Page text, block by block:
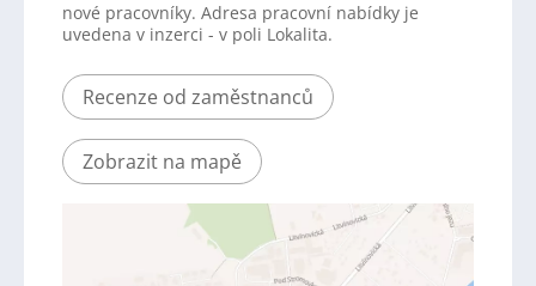
nové pracovníky. Adresa pracovní nabídky je
uvedena v inzerci - v poli Lokalita.
Recenze od zaměstnanců
Zobrazit na mapě